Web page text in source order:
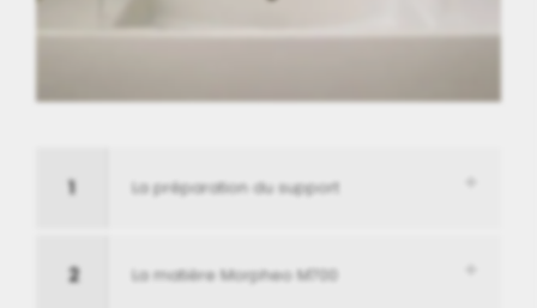
1 La préparation du support
2 La matière Morpheo M700